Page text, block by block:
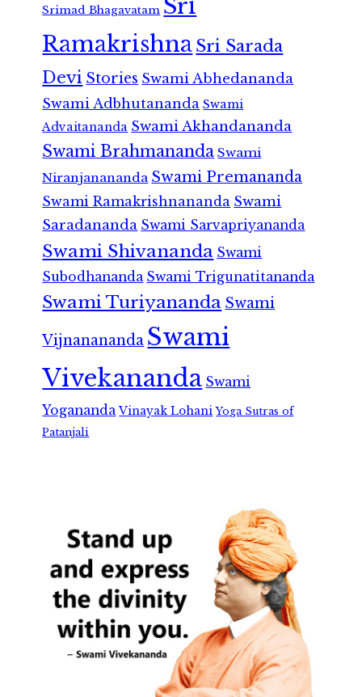
Srimad Bhagavatam Sri
RamakrishnaSri Sarada
Devi Stories Swami Abhedananda
Swami Adbhutananda Swami
Advaitananda Swami Akhandananda
Swami Brahmananda Swami
Niranjanananda Swami Premananda
Swami Ramakrishnananda Swami
Saradananda Swami Sarvapriyananda
Swami Shivananda Swami
Subodhananda Swami Trigunatitananda
Swami Turiyananda Swami
Vijnanananda Swami
Vivekananda Swami
Yogananda Vinayak Lohani Yoga Sutras of
Patanjali